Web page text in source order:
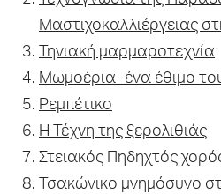
Μαστιχοκαλλιέργειας
Τηνιακή μαρμαροτεχνία
Μωμοέρια- ένα έθιμο
Ρεμπέτικο
Η Τέχνη της ξερολιθιάς
Στειακός Πηδηχτός
Τσακώνικο μνημόσυνο